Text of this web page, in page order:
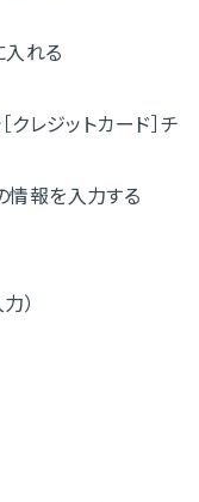
入れる
レジットカード］チ
報を入力する
）